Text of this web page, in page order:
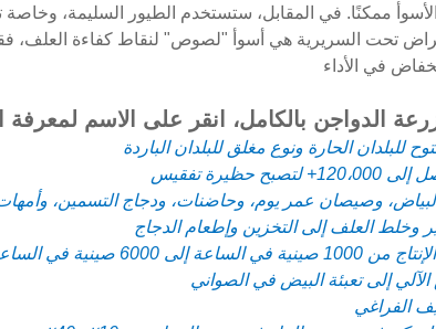
ممكنًا. في المقابل، ستستخدم الطيور السليمة، وخاصة
تحت السريرية هي أسوأ "لصوص" لنقاط كفاءة العلف،
في الأداء
الدواجن بالكامل، انقر على الاسم لمعرفة